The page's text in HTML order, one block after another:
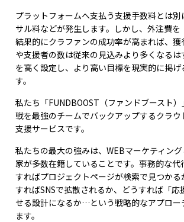
プラットフォームへ支払う支援手数料とは
サル料などが発生します。しかし、外注費を
結果的にクラファンの成功率が高まれば、
や支援者の数は従来の見込みより多くなる
を高く設定し、より高い目標を現実的に掲げ
す。
私たち「FUNDBOOST（ファンドブースト
戦を最強のチームでバックアップするクラ
支援サービスです。
私たちの最大の強みは、WEBマーケティン
家が多数在籍していることです。事務的な代
すればプロジェクトページが検索で見つかる
すればSNSで拡散されるか、どうすれば「応
せる設計になるか…という戦略的なアプロー
ます。